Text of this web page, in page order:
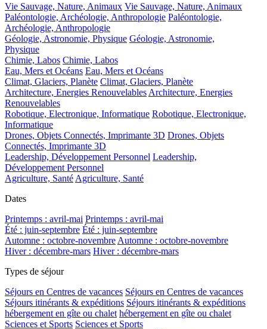
Vie Sauvage, Nature, Animaux Vie Sauvage, Nature, Animaux
Paléontologie, Archéologie, Anthropologie Paléontologie,
Archéologie, Anthropologie
Géologie, Astronomie, Physique Géologie, Astronomie,
Physique
Chimie, Labos Chimie, Labos
Eau, Mers et Océans Eau, Mers et Océans
Climat, Glaciers, Planète Climat, Glaciers, Planète
Architecture, Energies Renouvelables Architecture, Energies
Renouvelables
Robotique, Electronique, Informatique Robotique, Electronique,
Informatique
Drones, Objets Connectés, Imprimante 3D Drones, Objets
Connectés, Imprimante 3D
Leadership, Développement Personnel Leadership,
Développement Personnel
Agriculture, Santé Agriculture, Santé
Dates
Printemps : avril-mai Printemps : avril-mai
Été : juin-septembre Été : juin-septembre
Automne : octobre-novembre Automne : octobre-novembre
Hiver : décembre-mars Hiver : décembre-mars
Types de séjour
Séjours en Centres de vacances Séjours en Centres de vacances
Séjours itinérants & expéditions Séjours itinérants & expéditions
hébergement en gîte ou chalet hébergement en gîte ou chalet
Sciences et Sports Sciences et Sports